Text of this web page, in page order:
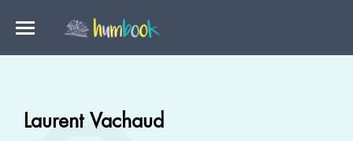
Laurent Vachaud